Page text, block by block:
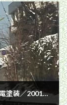
雪の山下駅に向かって坂を下る82-81編成玉電塗装／2001年1月21日 松原〜山下間